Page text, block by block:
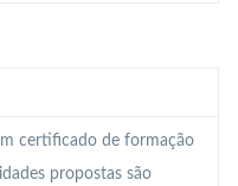
certificado de formação
propostas são